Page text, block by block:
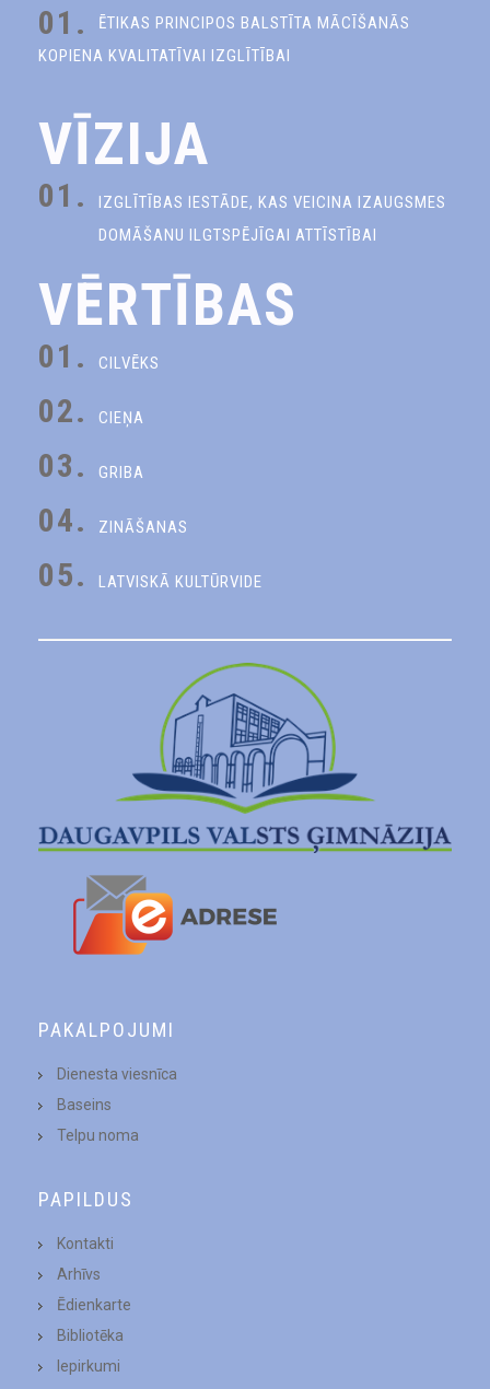
01.
ĒTIKAS PRINCIPOS BALSTĪTA MĀCĪŠANĀS
KOPIENA KVALITATĪVAI IZGLĪTĪBAI
VĪZIJA
01.
IZGLĪTĪBAS IESTĀDE, KAS VEICINA IZAUGSMES
DOMĀŠANU ILGTSPĒJĪGAI ATTĪSTĪBAI
VĒRTĪBAS
01. CILVĒKS
02. CIEŅA
03. GRIBA
04. ZINĀŠANAS
05. LATVISKĀ KULTŪRVIDE
PAKALPOJUMI
Dienesta viesnīca
Baseins
Telpu noma
PAPILDUS
Kontakti
Arhīvs
Ēdienkarte
Bibliotēka
Iepirkumi